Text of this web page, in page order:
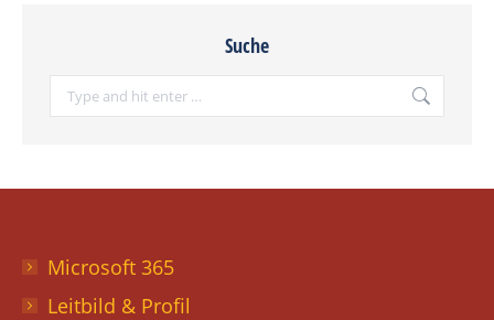
Suche
Microsoft 365
Leitbild & Profil